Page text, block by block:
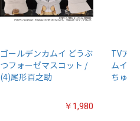
ゴールデンカムイ どうぶ
つフォーゼマスコット /
(4)尾形百之助
￥1,980
TVア
ムイ』
ちゅる